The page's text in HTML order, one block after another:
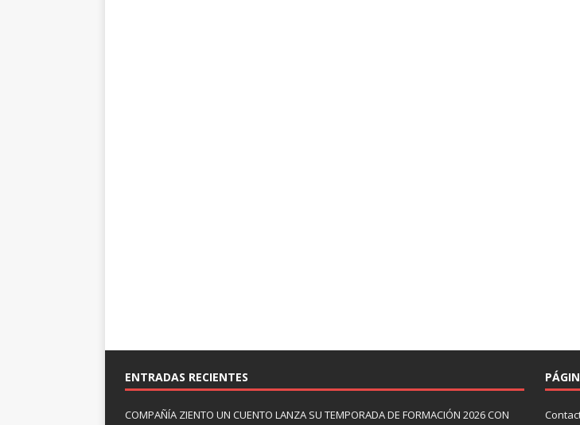
ENTRADAS RECIENTES
COMPAÑÍA ZIENTO UN CUENTO LANZA SU TEMPORADA DE FORMACIÓN 2026 CON